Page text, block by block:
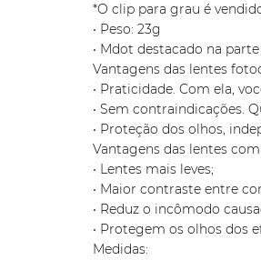
*O clip para grau é
• Peso: 23g
• Mdot destacado na
Vantagens das lentes
• Praticidade. Com ela,
• Sem contraindicações.
• Proteção dos olhos,
Vantagens das lentes
• Lentes mais leves;
• Maior contraste entre
• Reduz o incômodo
• Protegem os olhos dos
Medidas: